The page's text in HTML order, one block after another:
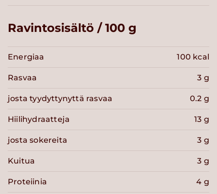
Ravintosisältö / 100 g
Energiaa 100 kcal
Rasvaa 3 g
josta tyydyttynyttä rasvaa 0.2 g
Hiilihydraatteja 13 g
josta sokereita 3 g
Kuitua 3 g
Proteiinia 4 g